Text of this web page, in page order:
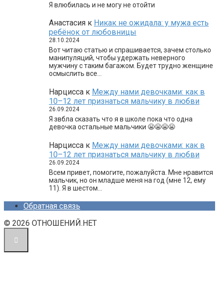
Я влюбилась и не могу не отойти
Анастасия к Никак не ожидала: у мужа есть
ребёнок от любовницы
28.10.2024
Вот читаю статью и спрашивается, зачем столько
манипуляций, чтобы удержать неверного
мужчину с таким багажом. Будет трудно женщине
осмыслить все…
Нарцисса к Между нами девочками: как в
10–12 лет признаться мальчику в любви
26.09.2024
Я звбла сказать что я в школе пока что одна
девочка остальные мальчики 😬😬😬😬
Нарцисса к Между нами девочками: как в
10–12 лет признаться мальчику в любви
26.09.2024
Всем привет, помогите, пожалуйста. Мне нравится
мальчик, но он младше меня на год (мне 12, ему
11). Я в шестом…
Обратная связь
© 2026 ОТНОШЕНИЙ.НЕТ